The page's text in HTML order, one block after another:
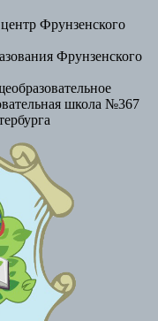
Фрунзенского
Фрунзенского
школа №367